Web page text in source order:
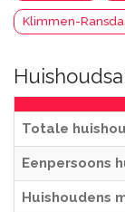
Klimmen-
Totale
Eenpersoons
Huishoudens